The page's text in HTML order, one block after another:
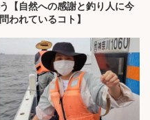
う【自然への感謝と釣り人に今
問われているコト】